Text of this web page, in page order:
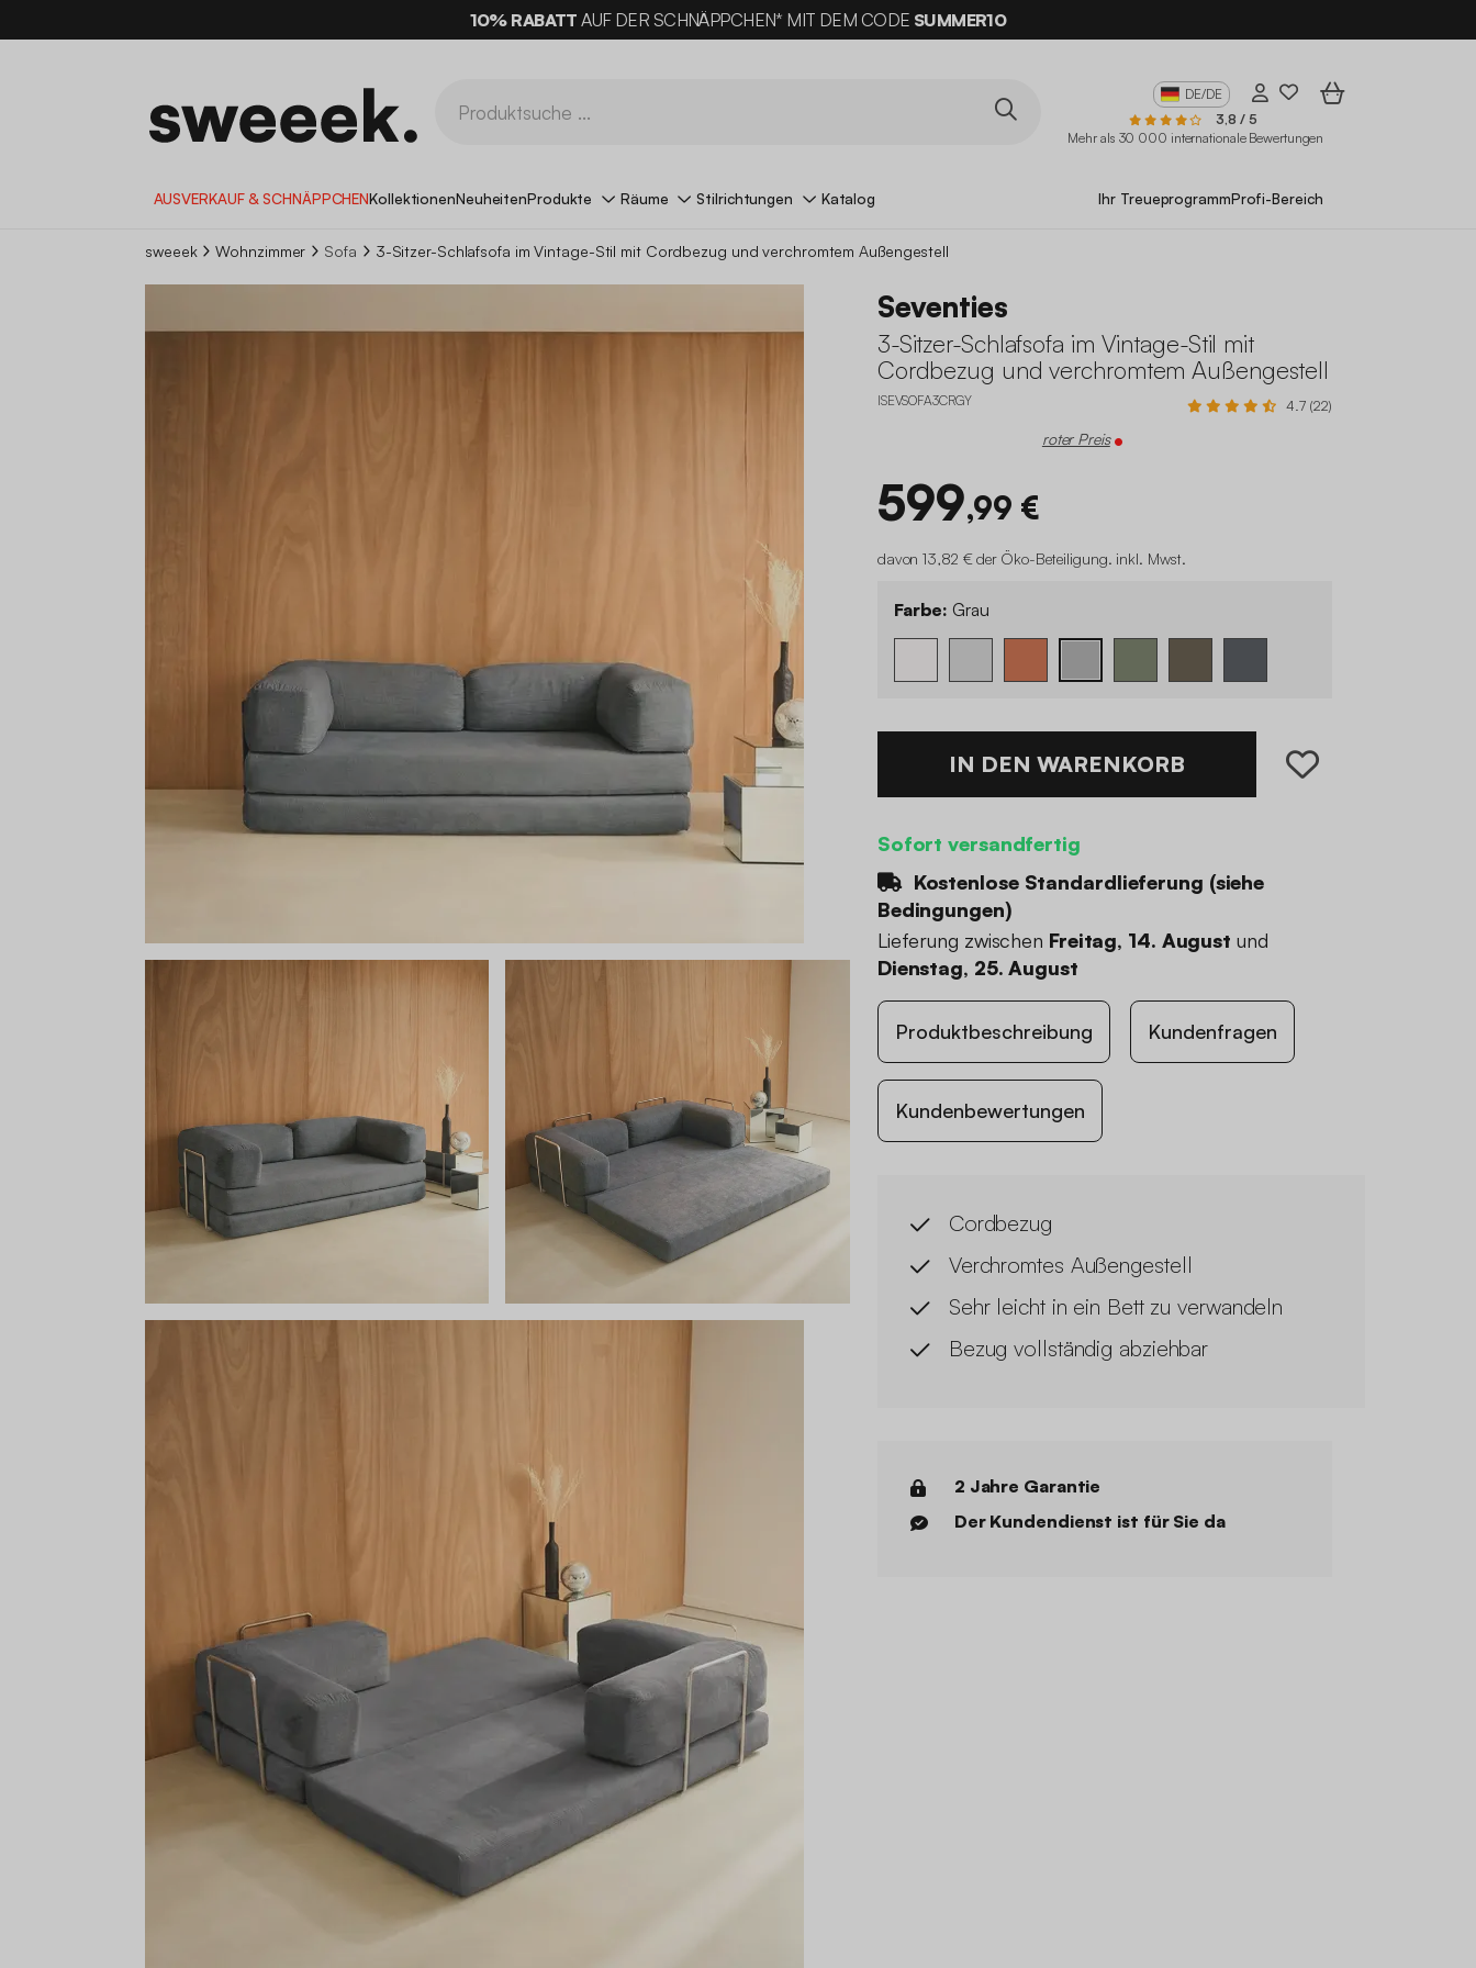
10% RABATT AUF DER SCHNÄPPCHEN* MIT DEM CODE SUMMER10
DE/DE
3,8 / 5
Mehr als 30 000 internationale Bewertungen
AUSVERKAUF & SCHNÄPPCHENKollektionenNeuheitenProdukte Räume Stilrichtungen Katalog Ihr TreueprogrammProfi-Bereich
sweeek Wohnzimmer Sofa 3-Sitzer-Schlafsofa im Vintage-Stil mit Cordbezug und verchromtem Außengestell
Seventies
3-Sitzer-Schlafsofa im Vintage-Stil mit
Cordbezug und verchromtem Außengestell
ISEVSOFA3CRGY 4.7 (22)
roter Preis
599,99 €
davon 13,82 € der Öko-Beteiligung. inkl. Mwst.
Farbe: Grau
IN DEN WARENKORB
Sofort versandfertig
Kostenlose Standardlieferung (siehe
Bedingungen)
Lieferung zwischen Freitag, 14. August und
Dienstag, 25. August
Produktbeschreibung Kundenfragen
Kundenbewertungen
Cordbezug
Verchromtes Außengestell
Sehr leicht in ein Bett zu verwandeln
Bezug vollständig abziehbar
2 Jahre Garantie
Der Kundendienst ist für Sie da